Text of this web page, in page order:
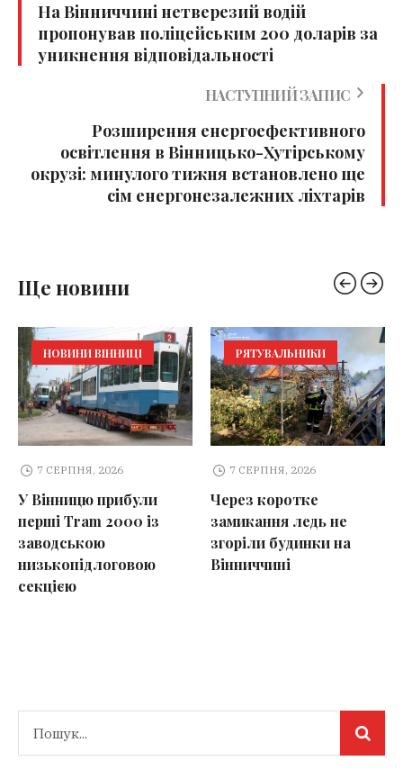
На Вінниччині нетверезий водій
пропонував поліцейським 200 доларів за
уникнення відповідальності
НАСТУПНИЙ ЗАПИС
Розширення енергоефективного
освітлення в Вінницько-Хутірському
окрузі: минулого тижня встановлено ще
сім енергонезалежних ліхтарів
Ще новини
НОВИНИ ВІННИЦІ
7 СЕРПНЯ, 2026
У Вінницю прибули
перші Tram 2000 із
заводською
низькопідлоговою
секцією
РЯТУВАЛЬНИКИ
7 СЕРПНЯ, 2026
Через коротке
замикання ледь не
згоріли будинки на
Вінниччині